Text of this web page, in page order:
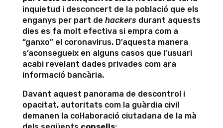
inquietud i desconcert de la població que els
enganys per part de hackers durant aquests
dies es fa molt efectiva si empra com a
“ganxo” el coronavirus. D’aquesta manera
s’aconsegueix en alguns casos que l’usuari
acabi revelant dades privades com ara
informació bancària.
Davant aquest panorama de descontrol i
opacitat, autoritats com la guàrdia civil
demanen la col·laboració ciutadana de la mà